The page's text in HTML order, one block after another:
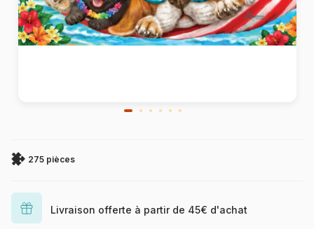
275 pièces
Livraison offerte à partir de 45€ d'achat